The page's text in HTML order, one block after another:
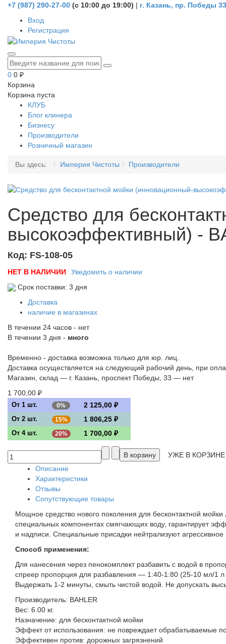
+7 (987) 290-27-00 (с 10:00 до 19:00) | г. Казань, пр. Победы 33
Вход
Регистрация
0 0 ₽
Корзина
Корзина пуста
КЛУБ
Блог клинера
Бизнесу
Производители
Розничный магазин
Вы здесь: Империя Чистоты Производители
Средство для
высокоэффективный) -
Код: FS-108-05
НЕТ В НАЛИЧИИ
Уведомить о наличии
Срок поставки: 3 дня
Доставка
наличие в магазинах
В течении 24 часов - нет
В течении 3 дня - много
Временно - доставка возможна только для юр. лиц.
Доставка осуществляется на следующий рабочий день, при
Магазин, склад — г. Казань, проспект Победы, 33 — нет
1 700,00 ₽
От 1 шт. 0% 2 125,00 ₽
От 2 шт. 15% 1 806,25 ₽
От 4 шт. 20% 1 700,00 ₽
УЖЕ В
Описание
Характеристики
Отзывы
Сопутствующие товары
Мощное средство нового поколения для бесконтактной
специальных компонентах смягчающих воду, гарантирует
и надписи. Специальные присадки нейтрализуют
Способ применения:
Для нанесения через пенокомплект разбавить с водой в
спреер пропорция для разбавления — 1:40-1:80 (25-10 мл/1
Выдержать 1-2 минуты, смыть чистой водой. Не допускать
Производитель: BAHLER
Вес: 6.00 кг.
Назначение: для бесконтактной мойки
Эффект от использования: не повреждает обрабатываемые
Эффективен против: дорожных загрязнений